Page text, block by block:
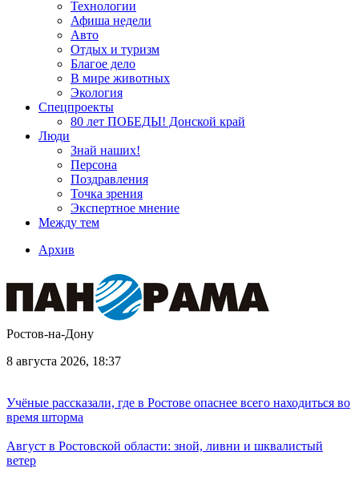
Технологии
Афиша недели
Авто
Отдых и туризм
Благое дело
В мире животных
Экология
Спецпроекты
80 лет ПОБЕДЫ! Донской край
Люди
Знай наших!
Персона
Поздравления
Точка зрения
Экспертное мнение
Между тем
Архив
Ростов-на-Дону
8 августа 2026, 18:37
Учёные рассказали, где в Ростове опаснее всего находиться во
время шторма
Август в Ростовской области: зной, ливни и шквалистый
ветер